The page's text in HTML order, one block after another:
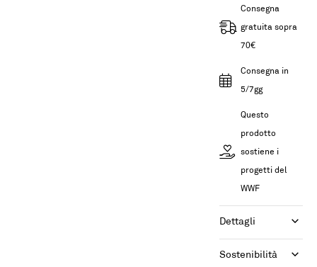
Consegna
gratuita sopra
70€
Consegna in
5/7gg
Questo
prodotto
sostiene i
progetti del
WWF
Dettagli
Sostenibilità